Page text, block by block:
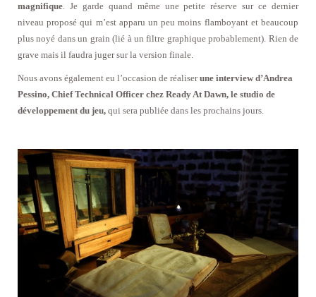
magnifique. Je garde quand même une petite réserve sur ce dernier
niveau proposé qui m’est apparu un peu moins flamboyant et beaucoup
plus noyé dans un grain (lié à un filtre graphique probablement). Rien de
grave mais il faudra juger sur la version finale.
Nous avons également eu l’occasion de réaliserune interview d’Andrea
Pessino, Chief Technical Officer chez Ready At Dawn, le studio de
développement du jeu, qui sera publiée dans les prochains jours.